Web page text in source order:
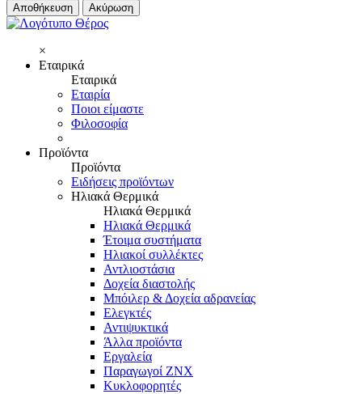
Αποθήκευση Ακύρωση
×
Εταιρικά
Εταιρικά
Εταιρία
Ποιοι είμαστε
Φιλοσοφία
Προϊόντα
Προϊόντα
Ειδήσεις προϊόντων
Ηλιακά Θερμικά
Ηλιακά Θερμικά
Ηλιακά Θερμικά
Έτοιμα συστήματα
Ηλιακοί συλλέκτες
Αντλιοστάσια
Δοχεία διαστολής
Μπόιλερ & Δοχεία αδρανείας
Ελεγκτές
Αντιψυκτικά
Άλλα προϊόντα
Εργαλεία
Παραγωγοί ΖΝΧ
Κυκλοφορητές